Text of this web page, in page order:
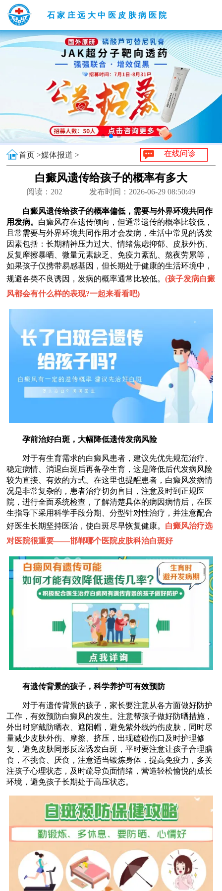
石家庄远大中医皮肤病医院
首页 >媒体报道 > 在线问诊
白癜风遗传给孩子的概率有多大
阅读： 202 发布时间：2026-06-29 08:50:49
白癜风遗传给孩子的概率偏低，需要与外界环境共同作
用发病。 白癜风存在遗传倾向，但通常遗传的概率比较低，
且常需要与外界环境共同作用才会发病，生活中常见的诱发
因素包括：长期精神压力过大、情绪焦虑抑郁、皮肤外伤、
反复摩擦暴晒、微量元素缺乏、免疫力紊乱、熬夜劳累等，
如果孩子仅携带易感基因，但长期处于健康的生活环境中，
规避各类不良诱因，发病的概率通常比较低。(孩子发病白癜
风都会有什么样的表现?一起来看看吧)
孕前治好白斑，大幅降低遗传发病风险
对于有生育需求的白癜风患者，建议先优先规范治疗、
稳定病情、消退白斑后再备孕生育，这是降低后代发病风险
较为直接、有效的方式。在这里也提醒患者，白癜风发病情
况是非常复杂的，患者治疗切勿盲目，注意及时到正规医
院，进行全面系统检查，了解清楚具体的病因病情后，在医
生指导下采用科学手段分期、分型针对性治疗，并注意配合
好医生长期坚持医治，使白斑尽早恢复健康。 白癜风治疗选
对医院很重要——邯郸哪个医院皮肤科治白斑好
有遗传背景的孩子，科学养护可有效预防
对于有遗传背景的孩子，家长要注意从各方面做好防护
工作，有效预防白癜风的发生。注意帮孩子做好防晒措施，
外出时穿戴防晒衣、遮阳帽，避免紫外线灼伤皮肤，同时尽
量减少皮肤外伤、摩擦、挤压，出现磕碰伤口及时护理修
复，避免皮肤同形反应诱发白斑，平时要注意让孩子合理膳
食，不挑食、厌食，注意适当锻炼身体，提高免疫力，多关
注孩子心理状态，及时疏导负面情绪，营造轻松愉悦的成长
环境，避免孩子长期处于高压状态。